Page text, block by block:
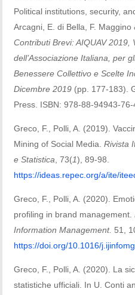
Political institutions, security,
Arcagni, E. di Bella, F.
Contributi Brevi: AIQUAV 2019,
dell’Associazione Italiana, per
Benessere Collettivo e Scelte
Dicembre 2019 (pp. 177-183).
Press. ISBN: 978-88-94943-76-
Greco, F., Polli, A. (2019).
Mining of Social Media.Rivista
e Statistica , 73(1), 89-98.
https://ideas.repec.org/a/ite/
Greco, F., Polli, A. (2020).
profiling in brand management.
Information Management. 51,
https://doi.org/10.1016/
Greco, F., Polli, A. (2020). La
statistiche ufficiali. In U. Conti